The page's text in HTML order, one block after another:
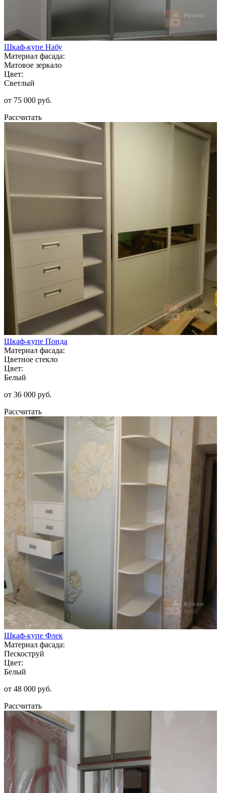
Шкаф-купе Набу
Материал фасада:
Матовое зеркало
Цвет:
Светлый
от 75 000 руб.
Рассчитать
Шкаф-купе Понда
Материал фасада:
Цветное стекло
Цвет:
Белый
от 36 000 руб.
Рассчитать
Шкаф-купе Флек
Материал фасада:
Пескоструй
Цвет:
Белый
от 48 000 руб.
Рассчитать